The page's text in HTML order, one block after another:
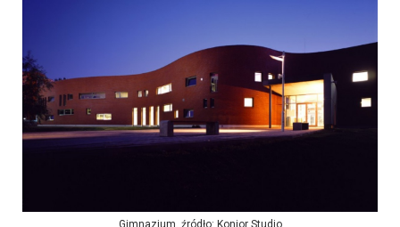
Gimnazjum, źródło: Konior Studio